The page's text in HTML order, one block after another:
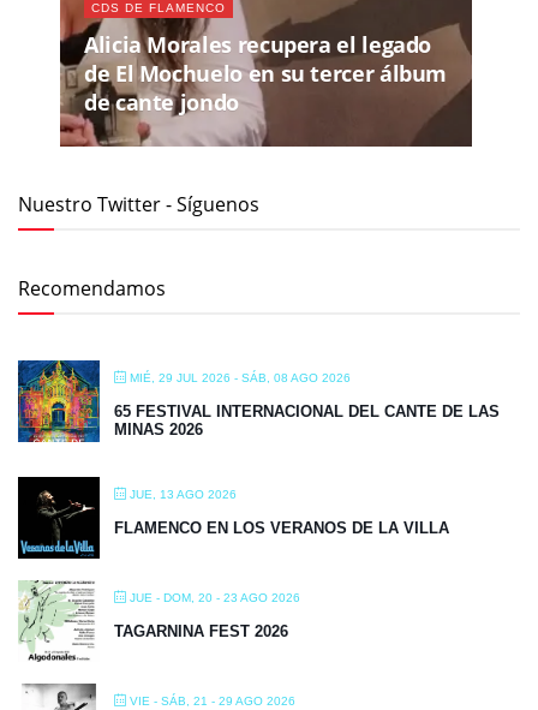
CDS DE FLAMENCO
Alicia Morales recupera el legado
de El Mochuelo en su tercer álbum
de cante jondo
Nuestro Twitter - Síguenos
Recomendamos
MIÉ, 29 JUL 2026 - SÁB, 08 AGO 2026
65 FESTIVAL INTERNACIONAL DEL CANTE DE LAS
MINAS 2026
JUE, 13 AGO 2026
FLAMENCO EN LOS VERANOS DE LA VILLA
JUE - DOM, 20 - 23 AGO 2026
TAGARNINA FEST 2026
VIE - SÁB, 21 - 29 AGO 2026